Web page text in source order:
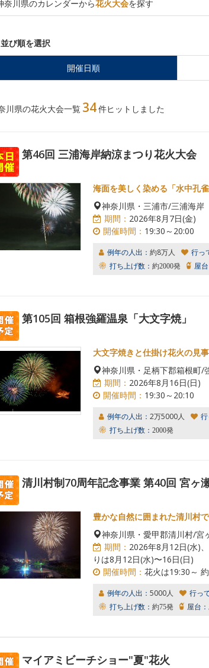
奈川県のカレンダーから花火大会を探す
並び順を選択
開催日順
川県の花火大会一覧 34件ヒットしました
第46回 三浦海岸納涼まつり花火大会
海面を美しく染める「水中孔雀
神奈川県・三浦市/三浦海岸
期間： 2026年8月7日(金)
開催時間： 19:30～20:00
例年の人出： 約8万人 行っ
打ち上げ数： 約2000発 屋台
第105回 箱根強羅温泉「大文字焼」
大文字焼きと仕掛け花火の見
神奈川県・足柄下郡箱根町/
期間： 2026年8月16日(日)
開催時間： 19:30～20:10
例年の人出： 2万5000人 行
打ち上げ数： 2000発
清川村制70周年記念事業 第40回 宮ヶ
豊かな自然に囲まれた清川村
神奈川県・愛甲郡清川村/宮
期間： 2026年8月12日(水)
りは8月12日(水)〜16日(日)
開催時間： 花火は19:30～
例年の人出： 5000人 行っ
打ち上げ数： 約75発 屋台：
マイアミビーチショー"夏"花火